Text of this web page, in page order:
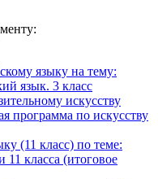
языку на тему:
язык. 3 класс
искусству
программа по искусству
(11 класс) по теме:
11 класса (итоговое